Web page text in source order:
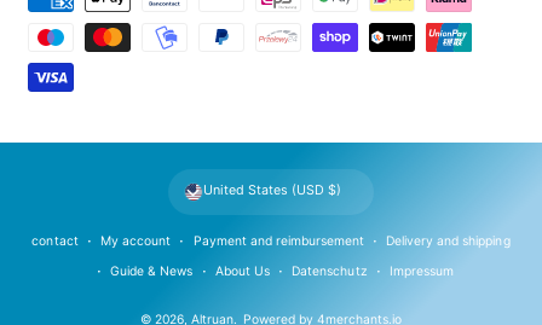
m
n
© 2026,Altruan. Powered by 4merchants.io
contact My account Payment and reimbursement Delivery and shipping
Guide & News About Us Datenschutz Impressum
United States (USD $)